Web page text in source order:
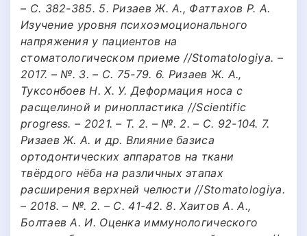
– С. 382-385. 5. Ризаев Ж. А., Фаттахов Р. А.
Изучение уровня психоэмоционального
напряжения у пациентов на
стоматологическом приеме //Stomatologiya. –
2017. – №. 3. – С. 75-79. 6. Ризаев Ж. А.,
Туксонбоев Н. Х. У. Деформация носа с
расщелиной и ринопластика //Scientific
progress. – 2021. – Т. 2. – №. 2. – С. 92-104. 7.
Ризаев Ж. А. и др. Влияние базиса
ортодонтических аппаратов на ткани
твёрдого нёба на различных этапах
расширения верхней челюсти //Stomatologiya.
– 2018. – №. 2. – С. 41-42. 8. Хаитов А. А.,
Болтаев А. И. Оценка иммунологического